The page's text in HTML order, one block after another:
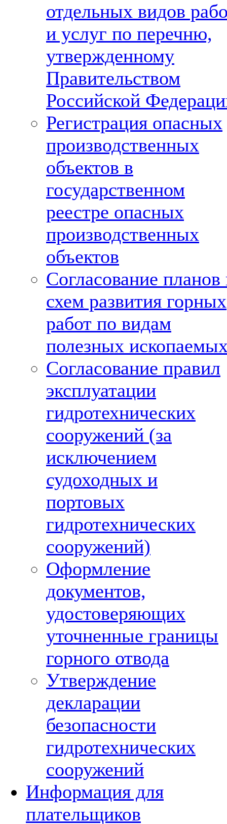
отдельных видов
и услуг по перечню,
утвержденному
Правительством
Российской
Регистрация опасных
производственных
объектов в
государственном
реестре опасных
производственных
объектов
Согласование планов
схем развития горных
работ по видам
полезных
Согласование правил
эксплуатации
гидротехнических
сооружений (за
исключением
судоходных и
портовых
гидротехнических
сооружений)
Оформление
документов,
удостоверяющих
уточненные границы
горного отвода
Утверждение
декларации
безопасности
гидротехнических
сооружений
Информация для
плательщиков